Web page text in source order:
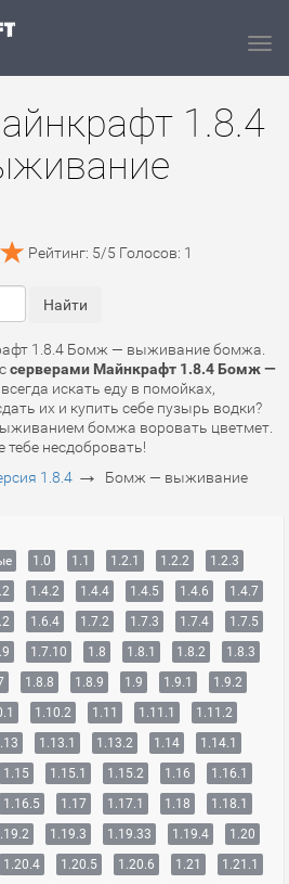
1.8.4
Рейтинг: 5/5 Голосов: 1
1.8.4 Бомж — выживание бомжа.
серверами Майнкрафт 1.8.4 Бомж —
всегда искать еду в помойках,
их и купить себе пузырь водки?
бомжа воровать цветмет.
тебе несдобровать!
1.8.4 →
Бомж — выживание
1.0 1.1 1.2.1 1.2.2
1.2.3
1.4.2 1.4.4 1.4.5 1.4.6
1.4.7
1.6.4 1.7.2 1.7.3 1.7.4
1.7.5
1.7.10 1.8 1.8.1 1.8.2
1.8.3
1.8.8 1.8.9 1.9 1.9.1
1.9.2
1.10.2 1.11 1.11.1
1.11.2
1.13.1 1.13.2 1.14
1.14.1
1.15 1.15.1 1.15.2 1.16
1.16.1
1.16.5 1.17 1.17.1 1.18
1.18.1
1.19.3 1.19.33 1.19.4
1.20
1.20.4 1.20.5 1.20.6 1.21
1.21.1